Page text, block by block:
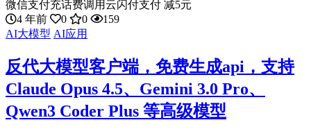
微信支付充话费调用云闪付支付 减5元
4 年前
0 0
159
AI大模型 AI应用
反代大模型客户端，免费生成api，支持
Claude Opus 4.5、Gemini 3.0 Pro、
Qwen3 Coder Plus 等高级模型